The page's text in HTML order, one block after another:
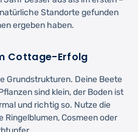
Standorte gefunden
ergeben haben.
Cottage-Erfolg
Grundstrukturen. Deine Beete
sind klein, der Boden ist
und richtig so. Nutze die
Cosmeen oder